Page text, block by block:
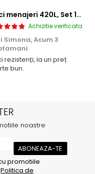
Saci menajeri 420L, Set 10 bucati
Achizitie verificata
Simona,Acum 3
rezistenți, la un preț
bun.
noastre
promotiile
Politica de